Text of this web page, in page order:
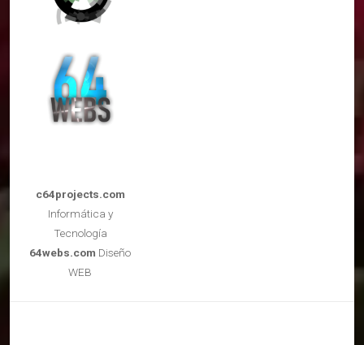
c64projects.com
Informática y
Tecnología
64webs.com Diseño
WEB